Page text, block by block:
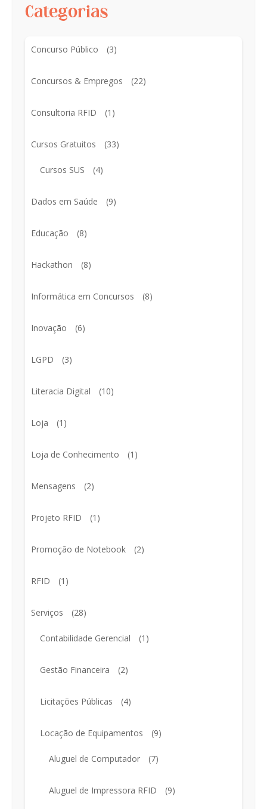
Categorias
Concurso Público (3)
Concursos & Empregos (22)
Consultoria RFID (1)
Cursos Gratuitos (33)
Cursos SUS (4)
Dados em Saúde (9)
Educação (8)
Hackathon (8)
Informática em Concursos (8)
Inovação (6)
LGPD (3)
Literacia Digital (10)
Loja (1)
Loja de Conhecimento (1)
Mensagens (2)
Projeto RFID (1)
Promoção de Notebook (2)
RFID (1)
Serviços (28)
Contabilidade Gerencial (1)
Gestão Financeira (2)
Licitações Públicas (4)
Locação de Equipamentos (9)
Aluguel de Computador (7)
Aluguel de Impressora RFID (9)